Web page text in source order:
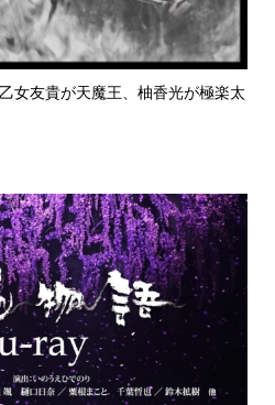
女友貴が天魔王、柚香光が極楽太